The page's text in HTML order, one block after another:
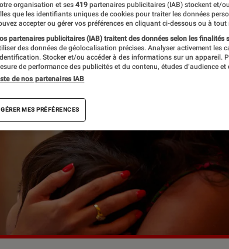
organisation et ses 419 partenaires publicitaires (IAB) stockent et/
que les identifiants uniques de cookies pour traiter les données
accepter ou gérer vos préférences en cliquant ci-dessous ou à
partenaires publicitaires (IAB) traitent des données selon les finalités
des données de géolocalisation précises. Analyser activement les
Stocker et/ou accéder à des informations sur un appareil.
de performance des publicités et du contenu, études d’audience et
de nos partenaires IAB
GÉRER MES PRÉFÉRENCES